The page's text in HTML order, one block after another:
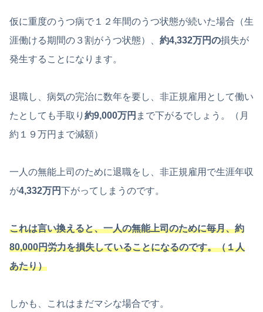
仮に重度のうつ病で１２年間のうつ状態が続いた場合（生
涯働ける期間の３割がうつ状態）、 約4,332万円の損失が
発生することになります。
退職し、病気の完治に数年を要し、非正規雇用として働い
たとしても手取り 約9,000万円 まで下がるでしょう。（月
約１９万円まで減額）
一人の無能上司のために退職をし、非正規雇用で生涯年収
が4,332万円下がってしまうのです。
これは言い換えると、一人の無能上司のために毎月、約
80,000円労力を損失していることになるのです。（１人
あたり）
しかも、これはまだマシな場合です。